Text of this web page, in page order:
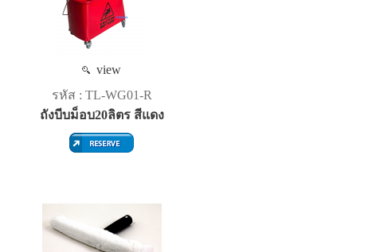
view
รหัส : TL-WG01-R
ถังบีบม็อบ20ลิตร สีแดง